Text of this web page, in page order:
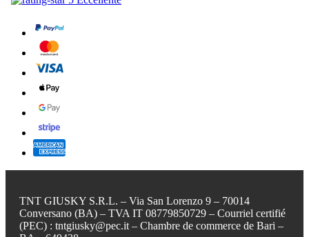
TNT GIUSKY S.R.L. – Via San Lorenzo 9 – 70014
Conversano (BA) – TVA IT 08779850729 – Courriel certifié
(PEC) : tntgiusky@pec.it – Chambre de commerce de Bari –